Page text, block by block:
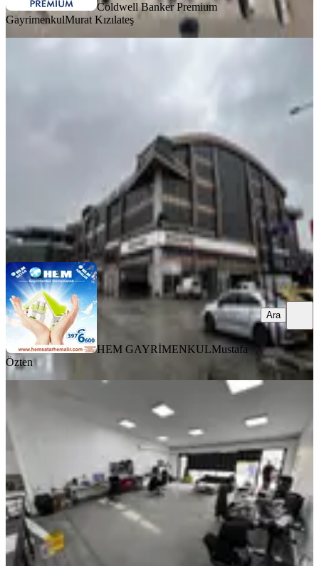
Coldwell Banker Premium
GayrimenkulMurat Kızılateş
7.500.000 ₺
HEM GAYRİMENKUL Mustafa Özten
Ara
HEM GAYRİMENKULMustafa
Özten
Ara
Fırsat Konumda Kiracılı 240 M²
Teraslı Yüksek Getirili Ofis
Yenimahalle, İvedikosb Mahallesi
3 Oda·240 m²·2. Kat·09.05.2026
13.490.000 ₺
Akçay Parla Gayrimenkul Mutlu Ataberk Oymak
Ara